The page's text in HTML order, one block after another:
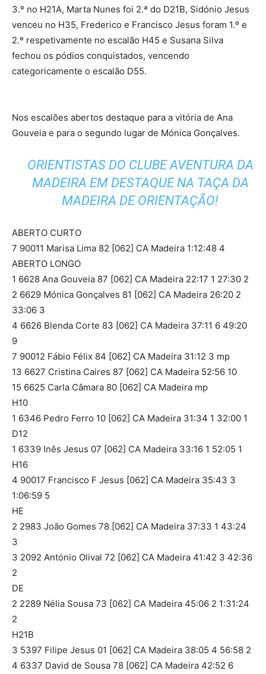
3.º no H21A, Marta Nunes foi 2.ª do D21B, Sidónio Jesus
venceu no H35, Frederico e Francisco Jesus foram 1.º e
2.º respetivamente no escalão H45 e Susana Silva
fechou os pódios conquistados, vencendo
categoricamente o escalão D55.
Nos escalões abertos destaque para a vitória de Ana
Gouveia e para o segundo lugar de Mónica Gonçalves.
ORIENTISTAS DO CLUBE AVENTURA DA
MADEIRA EM DESTAQUE NA TAÇA DA
MADEIRA DE ORIENTAÇÃO!
ABERTO CURTO
7 90011 Marisa Lima 82 [062] CA Madeira 1:12:48 4
ABERTO LONGO
1 6628 Ana Gouveia 87 [062] CA Madeira 22:17 1 27:30 2
2 6629 Mónica Gonçalves 81 [062] CA Madeira 26:20 2
33:06 3
4 6626 Blenda Corte 83 [062] CA Madeira 37:11 6 49:20
9
7 90012 Fábio Félix 84 [062] CA Madeira 31:12 3 mp
13 6627 Cristina Caires 87 [062] CA Madeira 52:56 10
15 6625 Carla Câmara 80 [062] CA Madeira mp
H10
1 6346 Pedro Ferro 10 [062] CA Madeira 31:34 1 32:00 1
D12
1 6339 Inês Jesus 07 [062] CA Madeira 33:16 1 52:05 1
H16
4 90017 Francisco F Jesus [062] CA Madeira 35:43 3
1:06:59 5
HE
2 2983 João Gomes 78 [062] CA Madeira 37:33 1 43:24
3
3 2092 António Olival 72 [062] CA Madeira 41:42 3 42:36
2
DE
2 2289 Nélia Sousa 73 [062] CA Madeira 45:06 2 1:31:24
2
H21B
3 5397 Filipe Jesus 01 [062] CA Madeira 38:05 4 56:58 2
4 6337 David de Sousa 78 [062] CA Madeira 42:52 6